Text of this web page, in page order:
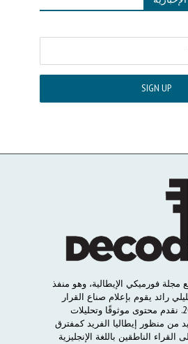
مجلة فورميكي الإيطالية، وهو منفذ
رائد يقوم بإعلام صناع القرار
نقدم محتوى موثوقًا وتحليلات
من منظور إيطاليا الفريد كمفترق
القراء الناطقين باللغة الإنجليزية